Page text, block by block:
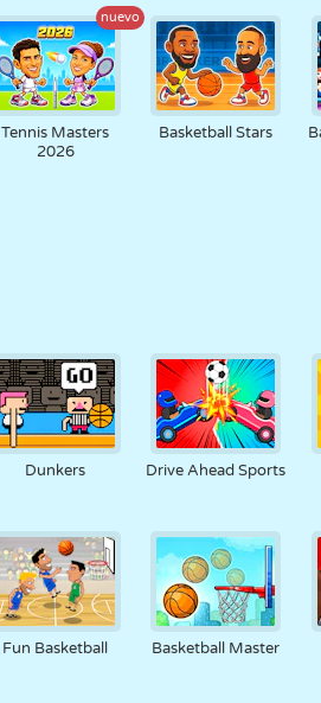
nuevo
Tennis Masters
2026
Basketball Stars
Dunkers Drive Ahead Sports
Fun Basketball Basketball Master